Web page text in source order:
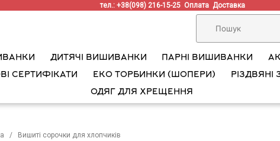
тел.: +38(098) 216-15-25 Оплата Доставка
ДИТЯЧІ ВИШИВАНКИ ПАРНІ ВИШИВАНКИ
СЕРТИФІКАТИ ЕКО ТОРБИНКИ (ШОПЕРИ) РІЗДВЯНІ
ОДЯГ ДЛЯ ХРЕЩЕННЯ
Вишиті сорочки для хлопчиків